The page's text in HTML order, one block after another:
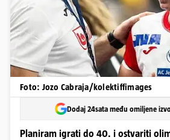
Foto: Jozo Cabraja/kolektiffimages
Dodaj 24sata među omiljene
Planiram igrati do 40. i ostvariti